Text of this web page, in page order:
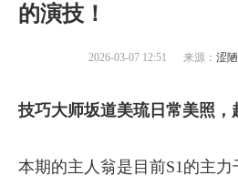
的演技！
2026-03-07 12:51 来源： 涩
技巧大师坂道美琉日常美照，
本期的主人翁是目前S1的主力